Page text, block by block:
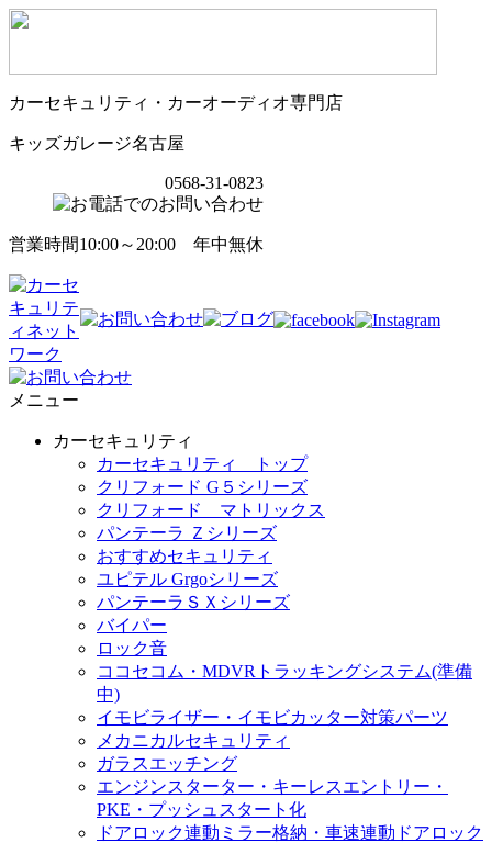
カーセキュリティ・カーオーディオ専門店
キッズガレージ名古屋
0568-31-0823
営業時間10:00～20:00 年中無休
メニュー
カーセキュリティ
カーセキュリティ トップ
クリフォード G５シリーズ
クリフォード マトリックス
パンテーラ Ｚシリーズ
おすすめセキュリティ
ユピテル Grgoシリーズ
パンテーラＳＸシリーズ
バイパー
ロック音
ココセコム・MDVRトラッキングシステム(準備
中)
イモビライザー・イモビカッター対策パーツ
メカニカルセキュリティ
ガラスエッチング
エンジンスターター・キーレスエントリー・
PKE・プッシュスタート化
ドアロック連動ミラー格納・車速連動ドアロック